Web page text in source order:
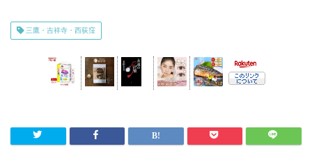
三鷹・吉祥寺・西荻窪